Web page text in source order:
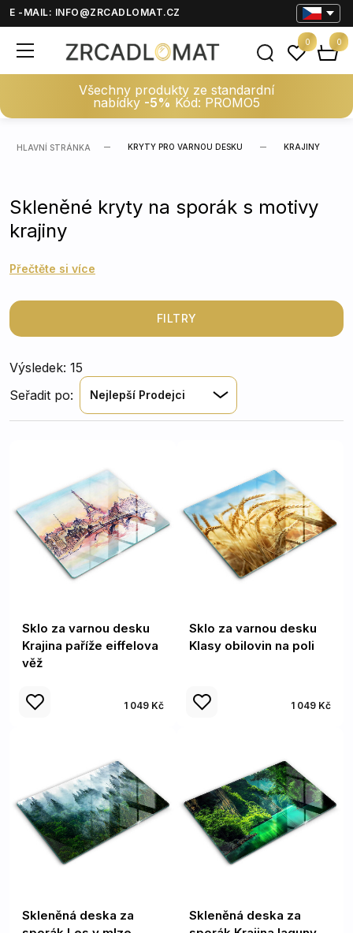
E -MAIL: INFO@ZRCADLOMAT.CZ
Všechny produkty ze standardní
nabídky -5% Kód: PROMO5
0 0
HLAVNÍ STRÁNKA KRYTY PRO VARNOU DESKU KRAJINY
Skleněné kryty na sporák s motivy
krajiny
Přečtěte si více
FILTRY
Výsledek: 15
Seřadit po:
Nejlepší Prodejci
Sklo za varnou desku
Krajina paříže eiffelova
věž
1 049 Kč
Sklo za varnou desku
Klasy obilovin na poli
1 049 Kč
Skleněná deska za
Skleněná deska za